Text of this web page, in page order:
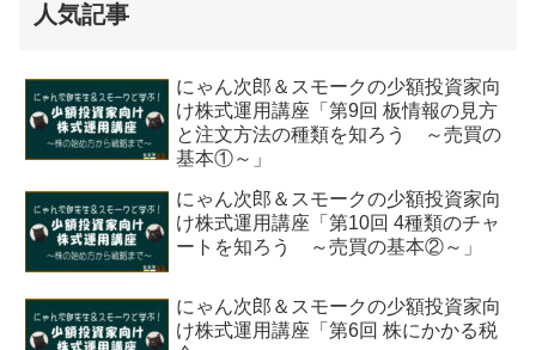
人気記事
にゃん次郎＆スモークの少額投資家向
け株式運用講座「第9回 板情報の見方
と注文方法の種類を知ろう ～売買の
基本①～」
にゃん次郎＆スモークの少額投資家向
け株式運用講座「第10回 4種類のチャ
ートを知ろう ～売買の基本②～」
にゃん次郎＆スモークの少額投資家向
け株式運用講座「第6回 株にかかる税